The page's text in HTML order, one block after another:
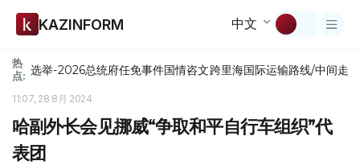
KAZINFORM 中文
热
点: 选举-2026总统府任免事件国情咨文跨里海国际运输路线/中间走廊
11:07, 28 8月 2024
哈副外长会见挪威“争取和平自行车组织”代
表团